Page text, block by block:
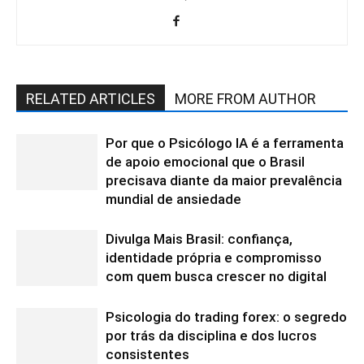
RELATED ARTICLES MORE FROM AUTHOR
Por que o Psicólogo IA é a ferramenta
de apoio emocional que o Brasil
precisava diante da maior prevalência
mundial de ansiedade
Divulga Mais Brasil: confiança,
identidade própria e compromisso
com quem busca crescer no digital
Psicologia do trading forex: o segredo
por trás da disciplina e dos lucros
consistentes